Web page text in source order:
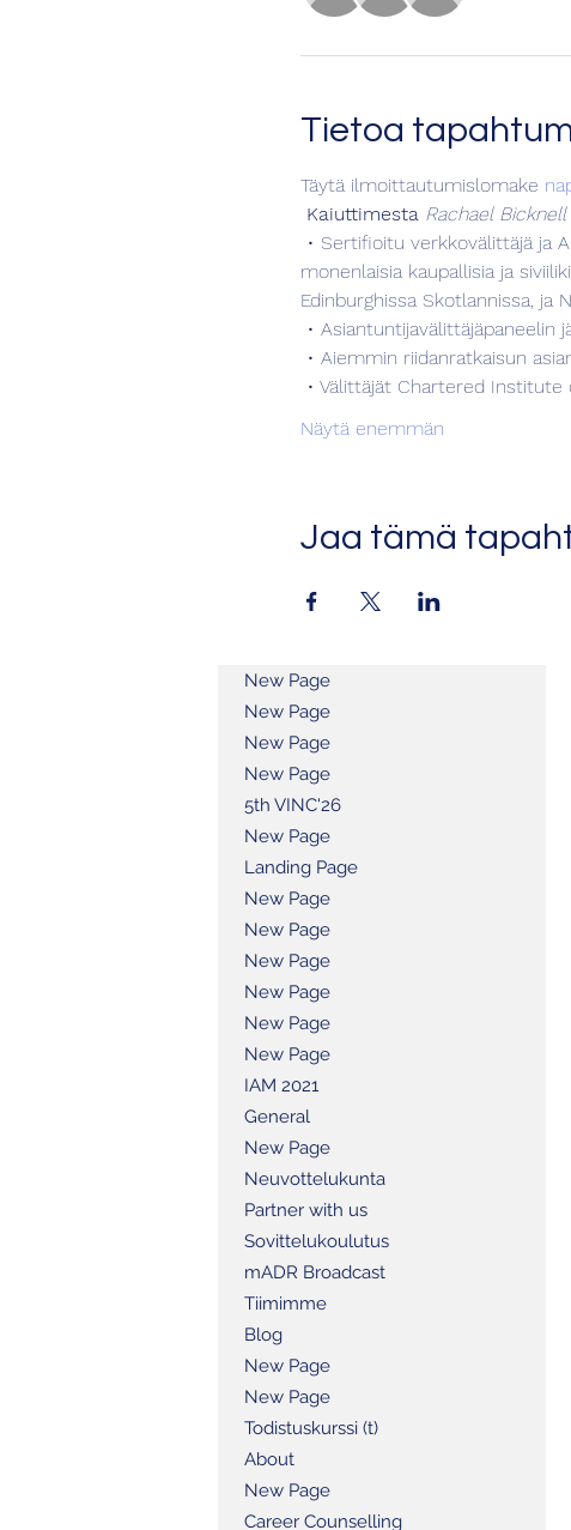
Tietoa
Täytä ilmoittautumislomake
Kaiuttimesta Rachael Bicknell
monenlaisia kaupallisia ja
Edinburghissa Skotlannissa,
•
• Aiemmin riidanratkaisun
• Välittäjät Chartered
Näytä enemmän
Jaa tämä
New Page
New Page
New Page
New Page
5th VINC'26
New Page
Landing Page
New Page
New Page
New Page
New Page
New Page
New Page
IAM 2021
General
New Page
Neuvottelukunta
Partner with us
Sovittelukoulutus
mADR Broadcast
Tiimimme
Blog
New Page
New Page
Todistuskurssi (t)
About
New Page
Career Counselling